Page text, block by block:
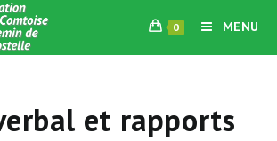
0 MENU
et rapports